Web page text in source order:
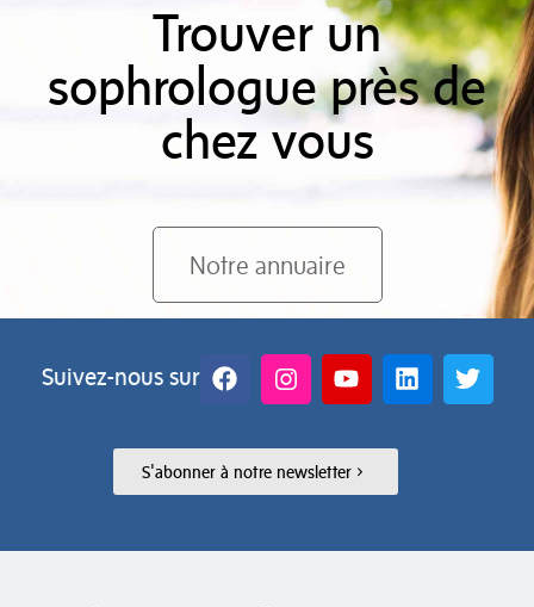
Trouver un
sophrologue près de
chez vous
Notre annuaire
Suivez-nous sur
S'abonner à notre newsletter